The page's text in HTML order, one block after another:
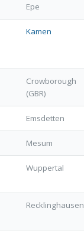
Epe
Kamen
Crowborough
(GBR)
Emsdetten
Mesum
Wuppertal
Recklinghausen